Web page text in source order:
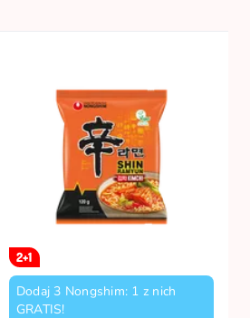
2+1
Dodaj 3 Nongshim: 1 z nich
GRATIS!